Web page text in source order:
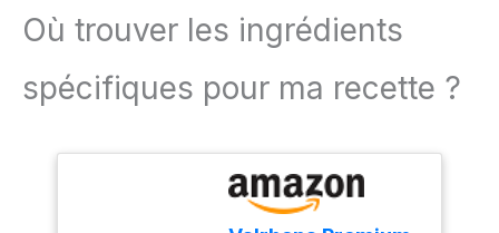
Où trouver les ingrédients
spécifiques pour ma recette ?